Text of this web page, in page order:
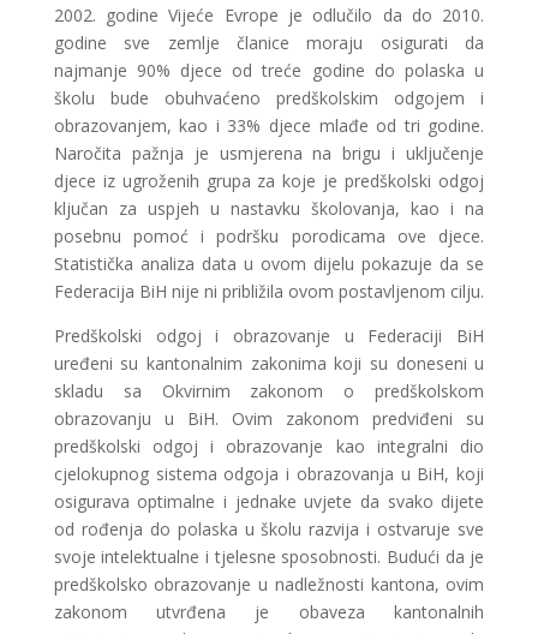
2002. godine Vijeće Evrope je odlučilo da do 2010.
godine sve zemlje članice moraju osigurati da
najmanje 90% djece od treće godine do polaska u
školu bude obuhvaćeno predškolskim odgojem i
obrazovanjem, kao i 33% djece mlađe od tri godine.
Naročita pažnja je usmjerena na brigu i uključenje
djece iz ugroženih grupa za koje je predškolski odgoj
ključan za uspjeh u nastavku školovanja, kao i na
posebnu pomoć i podršku porodicama ove djece.
Statistička analiza data u ovom dijelu pokazuje da se
Federacija BiH nije ni približila ovom postavljenom cilju.
Predškolski odgoj i obrazovanje u Federaciji BiH
uređeni su kantonalnim zakonima koji su doneseni u
skladu sa Okvirnim zakonom o predškolskom
obrazovanju u BiH. Ovim zakonom predviđeni su
predškolski odgoj i obrazovanje kao integralni dio
cjelokupnog sistema odgoja i obrazovanja u BiH, koji
osigurava optimalne i jednake uvjete da svako dijete
od rođenja do polaska u školu razvija i ostvaruje sve
svoje intelektualne i tjelesne sposobnosti. Budući da je
predškolsko obrazovanje u nadležnosti kantona, ovim
zakonom utvrđena je obaveza kantonalnih